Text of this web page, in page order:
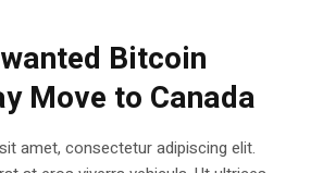
Bitcoin
Move to Canada
amet, consectetur adipiscing elit.